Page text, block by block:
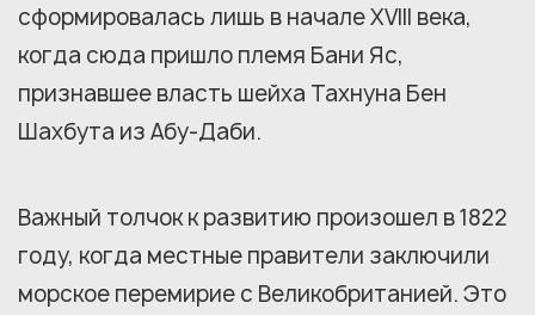
сформировалась лишь в начале XVIII века,
когда сюда пришло племя Бани Яс,
признавшее власть шейха Тахнуна Бен
Шахбута из Абу-Даби.
Важный толчок к развитию произошел в 1822
году, когда местные правители заключили
морское перемирие с Великобританией. Это